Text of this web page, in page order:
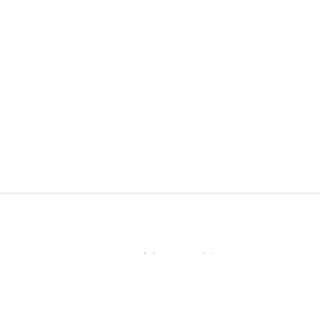
公司資訊 國際運費